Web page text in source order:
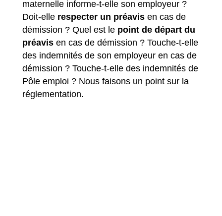
maternelle informe-t-elle son employeur ?
Doit-elle respecter un préavis en cas de
démission ? Quel est le point de départ du
préavis en cas de démission ? Touche-t-elle
des indemnités de son employeur en cas de
démission ? Touche-t-elle des indemnités de
Pôle emploi ? Nous faisons un point sur la
réglementation.